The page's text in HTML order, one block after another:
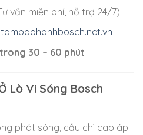
vấn miễn phí, hỗ trợ 24/7)
30 – 60 phút
Lò Vi Sóng Bosch
phát sóng, cầu chì cao áp